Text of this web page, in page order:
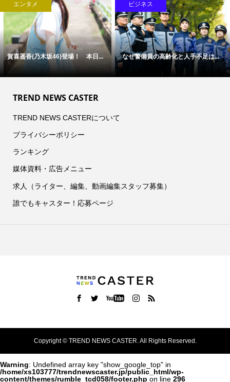
エンタメ
賀喜遥香(乃木坂46)登場！ 本日...
ビジネス
なぜ警備員の高齢化と人手不足は...
TREND NEWS CASTER
TREND NEWS CASTERについて
プライバシーポリシー
ランキング
媒体資料・広告メニュー
求人（ライター、編集、動画編集スタッフ募集）
誰でもキャスター！応募ページ
Copyright ©TREND NEWS CASTER. All Rights Reserved.
Warning: Undefined array key "show_google_top" in
/home/xs103777/trendnewscaster.jp/public_html/wp-
content/themes/rumble_tcd058/footer.php on line 296